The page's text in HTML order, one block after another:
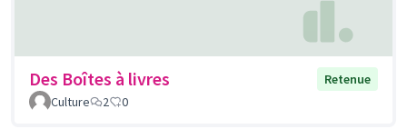
Des Boîtes à livres
Retenue
Culture
2 0